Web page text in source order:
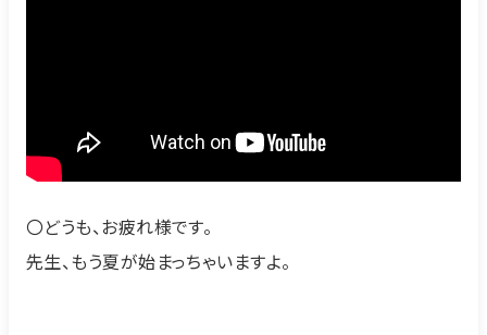
〇どうも、お疲れ様です。
先生、もう夏が始まっちゃいますよ。